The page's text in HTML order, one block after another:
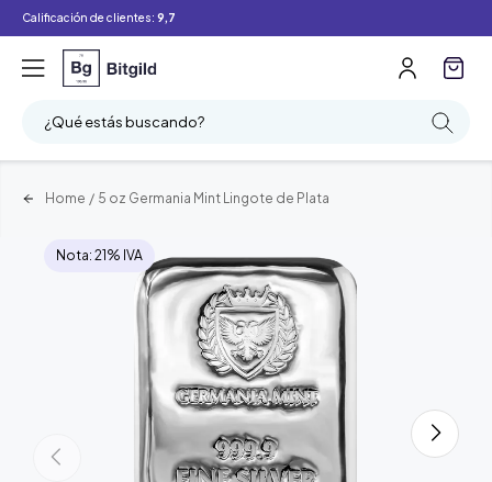
Calificación de clientes: 9,7
¿Qué estás buscando?
Home / 5 oz Germania Mint Lingote de Plata
Nota: 21% IVA